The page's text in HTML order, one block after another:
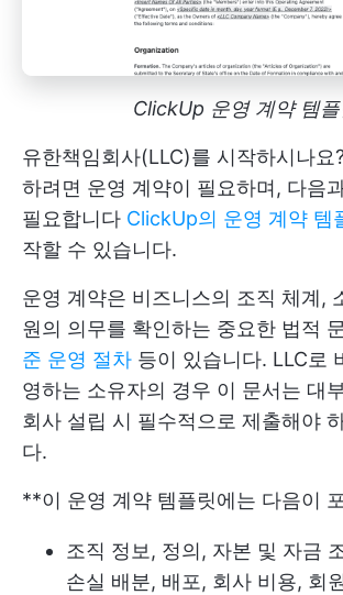
ClickUp 운영 계약 템
유한책임회사(LLC)를 시작하시나요
하려면 운영 계약이 필요하며, 다음
필요합니다 ClickUp의 운영 계약 템
작할 수 있습니다.
운영 계약은 비즈니스의 조직 체계,
원의 의무를 확인하는 중요한 법적
준 운영 절차 등이 있습니다. LLC로
영하는 소유자의 경우 이 문서는 대
회사 설립 시 필수적으로 제출해야
다.
**이 운영 계약 템플릿에는 다음이
조직 정보, 정의, 자본 및 자금
손실 배분, 배포, 회사 비용, 회